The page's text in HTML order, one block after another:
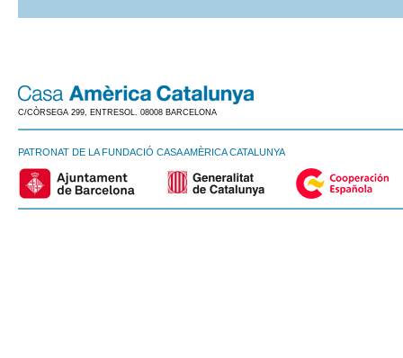
C/CÒRSEGA 299, ENTRESOL. 08008 BARCELONA
PATRONAT DE LA FUNDACIÓ CASA AMÈRICA CATALUNYA